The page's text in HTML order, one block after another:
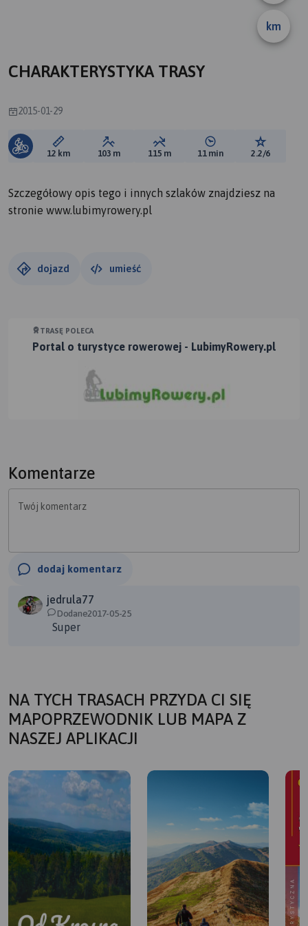
km
CHARAKTERYSTYKA TRASY
2015-01-29
Długość trasy:
12 km Suma przewyższeń:
103 m Suma spadków:
115 m Średni czas potrzebny
11 min Ocena
2.2/6
Szczegółowy opis tego i innych szlaków znajdziesz na
stronie www.lubimyrowery.pl
dojazd umieść
TRASĘ POLECA
Portal o turystyce rowerowej - LubimyRowery.pl
Komentarze
Twój komentarz
dodaj komentarz
jedrula77
Dodane2017-05-25
Super
NA TYCH TRASACH PRZYDA CI SIĘ
MAPOPRZEWODNIK LUB MAPA Z
NASZEJ APLIKACJI